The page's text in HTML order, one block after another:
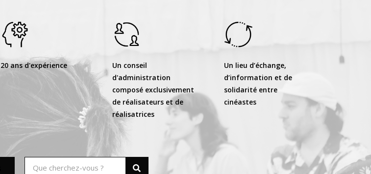
20 ans d'expérience
Un conseil
d'administration
composé exclusivement
de réalisateurs et de
réalisatrices
Un lieu d’échange,
d’information et de
solidarité entre
cinéastes